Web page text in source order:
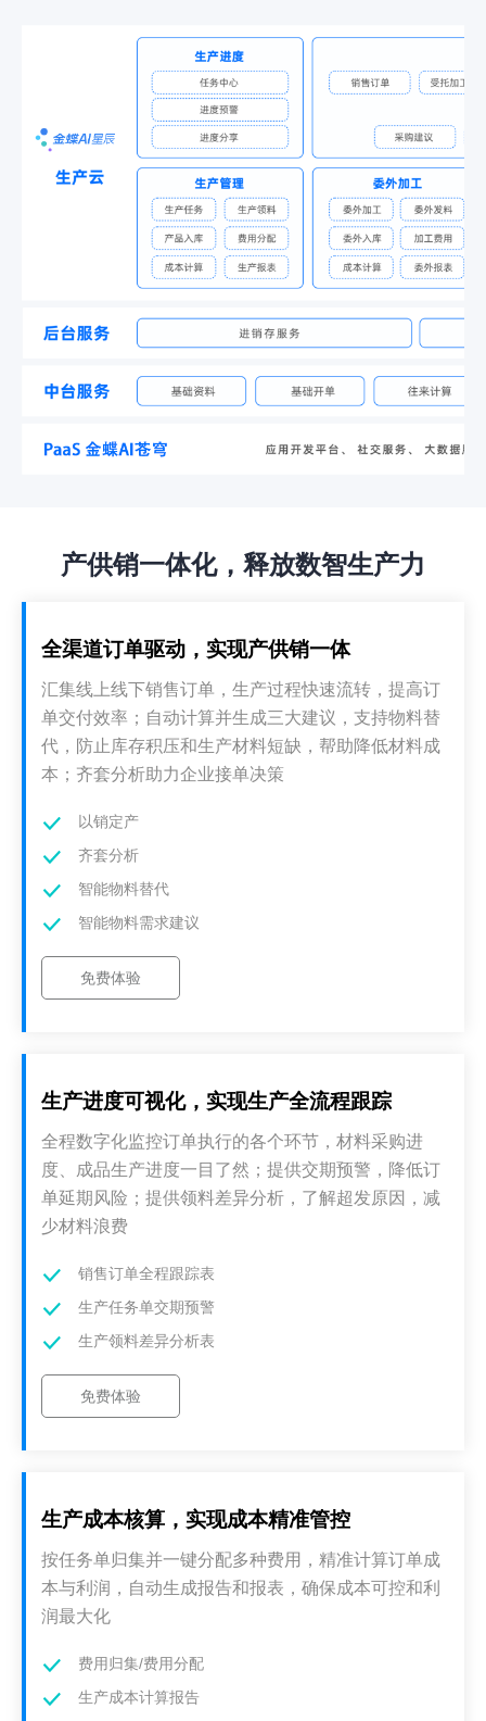
产供销一体化，释放数智生产力
全渠道订单驱动，实现产供销一体
汇集线上线下销售订单，生产过程快速流转，提高订
单交付效率；自动计算并生成三大建议，支持物料替
代，防止库存积压和生产材料短缺，帮助降低材料成
本；齐套分析助力企业接单决策
以销定产
齐套分析
智能物料替代
智能物料需求建议
免费体验
生产进度可视化，实现生产全流程跟踪
全程数字化监控订单执行的各个环节，材料采购进
度、成品生产进度一目了然；提供交期预警，降低订
单延期风险；提供领料差异分析，了解超发原因，减
少材料浪费
销售订单全程跟踪表
生产任务单交期预警
生产领料差异分析表
免费体验
生产成本核算，实现成本精准管控
按任务单归集并一键分配多种费用，精准计算订单成
本与利润，自动生成报告和报表，确保成本可控和利
润最大化
费用归集/费用分配
生产成本计算报告